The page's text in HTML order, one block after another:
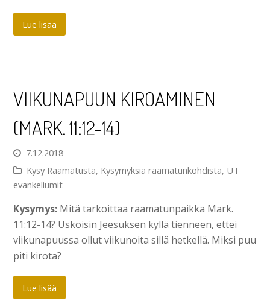
Lue lisää
VIIKUNAPUUN KIROAMINEN
(MARK. 11:12-14)
7.12.2018
Kysy Raamatusta, Kysymyksiä raamatunkohdista, UT
evankeliumit
Kysymys: Mitä tarkoittaa raamatunpaikka Mark.
11:12-14? Uskoisin Jeesuksen kyllä tienneen, ettei
viikunapuussa ollut viikunoita sillä hetkellä. Miksi puu
piti kirota?
Lue lisää